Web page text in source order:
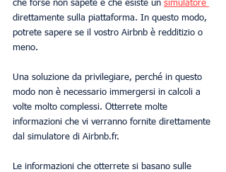
che forse non sapete è che esiste un simulatore
direttamente sulla piattaforma. In questo modo,
potrete sapere se il vostro Airbnb è redditizio o
meno.
Una soluzione da privilegiare, perché in questo
modo non è necessario immergersi in calcoli a
volte molto complessi. Otterrete molte
informazioni che vi verranno fornite direttamente
dal simulatore di Airbnb.fr.
Le informazioni che otterrete si basano sulle